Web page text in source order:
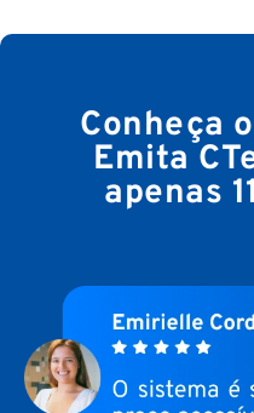
Conheça
Emita
apenas